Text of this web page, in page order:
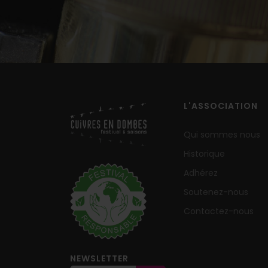
NEWSLETTER
L'ASSOCIATION
Qui sommes nous
Historique
Adhérez
Soutenez-nous
Contactez-nous